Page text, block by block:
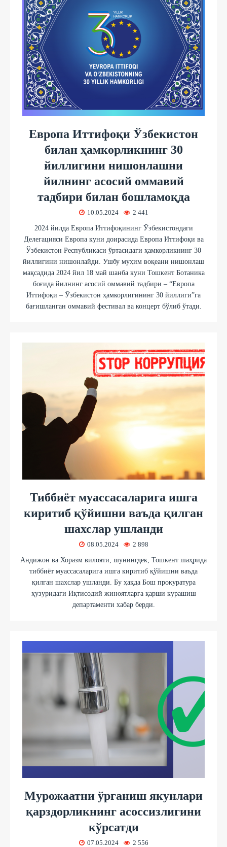
Европа Иттифоқи Ўзбекистон
билан ҳамкорликнинг 30
йиллигини нишонлашни
йилнинг асосий оммавий
тадбири билан бошламоқда
10.05.2024 2 441
2024 йилда Европа Иттифоқининг Ўзбекистондаги
Делегацияси Европа куни доирасида Европа Иттифоқи ва
Ўзбекистон Республикаси ўртасидаги ҳамкорликнинг 30
йиллигини нишонлайди. Ушбу муҳим воқеани нишонлаш
мақсадида 2024 йил 18 май шанба куни Тошкент Ботаника
боғида йилнинг асосий оммавий тадбири – “Европа
Иттифоқи – Ўзбекистон ҳамкорлигининг 30 йиллиги”га
бағишланган оммавий фестивал ва концерт бўлиб ўтади.
Тиббиёт муассасаларига ишга
киритиб қўйишни ваъда қилган
шахслар ушланди
08.05.2024 2 898
Андижон ва Хоразм вилояти, шунингдек, Тошкент шаҳрида
тиббиёт муассасаларига ишга киритиб қўйишни ваъда
қилган шахслар ушланди. Бу ҳақда Бош прокуратура
ҳузуридаги Иқтисодий жиноятларга қарши курашиш
департаменти хабар берди.
Мурожаатни ўрганиш якунлари
қарздорликнинг асоссизлигини
кўрсатди
07.05.2024 2 556